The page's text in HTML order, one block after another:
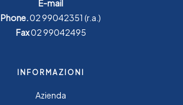
E-mail
Phone.02 99042351 (r.a.)
Fax02 99042495
INFORMAZIONI
Azienda